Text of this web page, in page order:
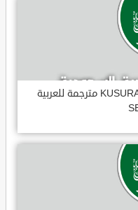
كلمات أغنية اعذرني التركية KUSURA BAKMA مترجمة للعربية